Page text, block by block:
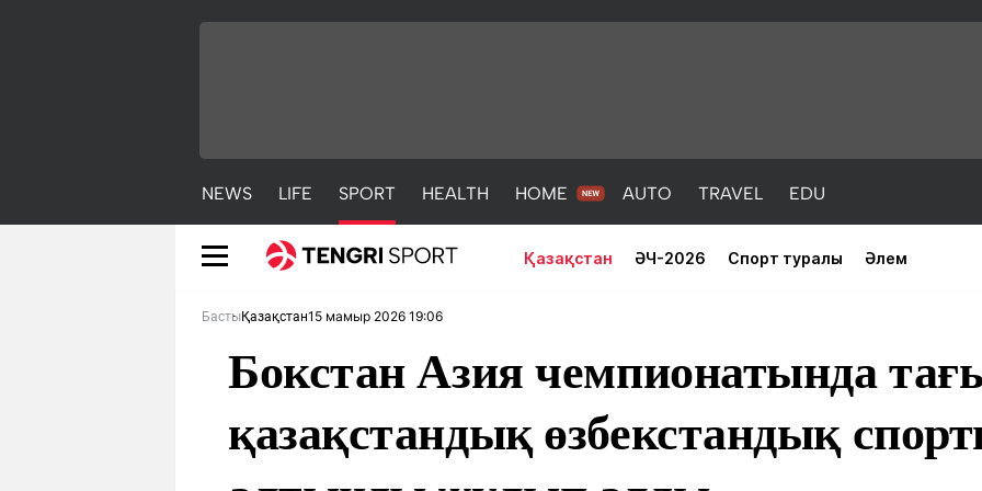
NEWS LIFE SPORT HEALTH HOME AUTO TRAVEL EDU
Қазақстан ӘЧ-2026 Спорт туралы Әлем
БастыҚазақстан15 мамыр 2026 19:06
Бокстан Азия чемпионатында
қазақстандық өзбекстандық